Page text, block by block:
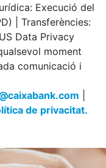
Execució del
| Transferències:
Data Privacy
moment
comunicació i
de privacitat.